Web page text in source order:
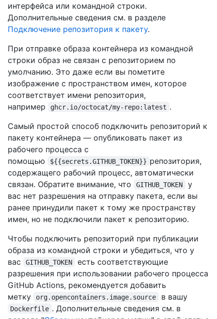
интерфейса или командной строки.
Дополнительные сведения см. в разделе
Подключение репозитория к пакету.
При отправке образа контейнера из командной
строки образ не связан с репозиторием по
умолчанию. Это даже если вы пометите
изображение с пространством имен, которое
соответствует имени репозитория,
например
ghcr.io/octocat/my-repo:latest .
Самый простой способ подключить репозиторий к
пакету контейнера — опубликовать пакет из
рабочего процесса с
помощью
${{secrets.GITHUB_TOKEN}} репозитория,
содержащего рабочий процесс, автоматически
связан. Обратите внимание, что
GITHUB_TOKEN
у
вас нет разрешения на отправку пакета, если вы
ранее принудили пакет к тому же пространству
имен, но не подключили пакет к репозиторию.
Чтобы подключить репозиторий при публикации
образа из командной строки и убедиться, что у
вас
GITHUB_TOKEN
есть соответствующие
разрешения при использовании рабочего процесса
GitHub Actions, рекомендуется добавить
метку
org.opencontainers.image.source в вашу
Dockerfile . Дополнительные сведения см. в